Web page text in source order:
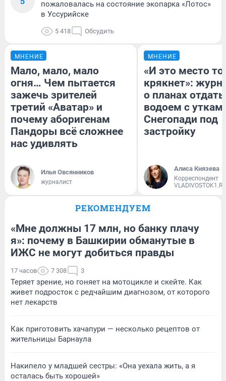
пожаловалась на состояние экопарка «Лотос»
в Уссурийске
5 418 Обсудить
МНЕНИЕ
Мало, мало, мало
огня… Чем пытается
зажечь зрителей
третий «Аватар» и
почему аборигенам
Пандоры всё сложнее
нас удивлять
Илья Овсянников
журналист
МНЕНИЕ
«И это место
крякнет»:
о планах отдать
водоем с
Снегопади под
застройку
Алиса Князева
Корреспондент
VLADIVOSTOK1.RU
РЕКОМЕНДУЕМ
«Мне должны 17 млн, но банку плачу
я»: почему в Башкирии обманутые в
ИЖС не могут добиться правды
17 часов 7 308 3
Теряет зрение, но гоняет на мотоцикле и скейте. Как
живет подросток с редчайшим диагнозом, от которого
нет лекарств
Как приготовить хачапури — несколько рецептов от
жительницы Барнаула
Накипело у младшей сестры: «Она уехала жить, а я
осталась быть хорошей»